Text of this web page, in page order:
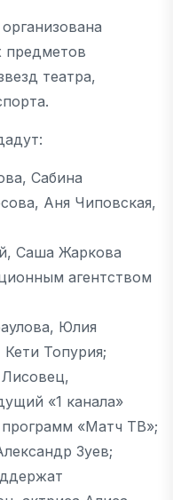
театра,
Сабина
Аня Чиповская,
Саша Жаркова
агентством
Юлия
Топурия;
«1 канала»
«Матч ТВ»;
Зуев;